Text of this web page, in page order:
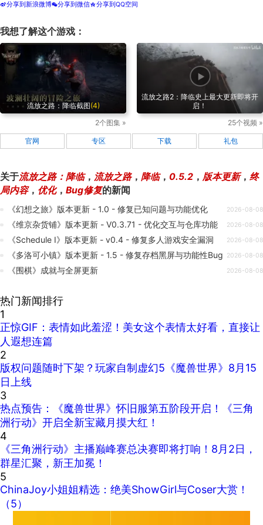
t分享到新浪微博w分享到微信z分享到QQ空间
我想了解这个游戏：
流放之路：降临截图(4)
2个图集 »
流放之路2：降临史上最大更新即将开
启！
25个视频 »
官网 专区 下载 礼包
关于流放之路：降临， 流放之路， 降临， 0.5.2 ， 版本更新， 终
局内容， 优化， Bug修复的新闻
《幻想之旅》版本更新 - 1.0 - 修复已知问题与功能优化 2026-08-08
《维京杂货铺》版本更新 - V0.3.71 - 优化交互与仓库功能 2026-08-08
《Schedule I》版本更新 - v0.4 - 修复多人游戏安全漏洞 2026-08-08
《多洛可小镇》版本更新 - 1.5 - 修复存档黑屏与功能性Bug 2026-08-08
《围棋》成就与全屏更新 2026-08-08
热门新闻排行
1
正惊GIF：表情如此羞涩！美女这个表情太好看，直接让
人遐想连篇
2
版权问题随时下架？玩家自制虚幻5《魔兽世界》8月15
日上线
3
热点预告：《魔兽世界》怀旧服第五阶段开启！《三角
洲行动》开启全新宝藏月摸大红！
4
《三角洲行动》主播巅峰赛总决赛即将打响！8月2日，
群星汇聚，新王加冕！
5
ChinaJoy小姐姐精选：绝美ShowGirl与Coser大赏！
（5）